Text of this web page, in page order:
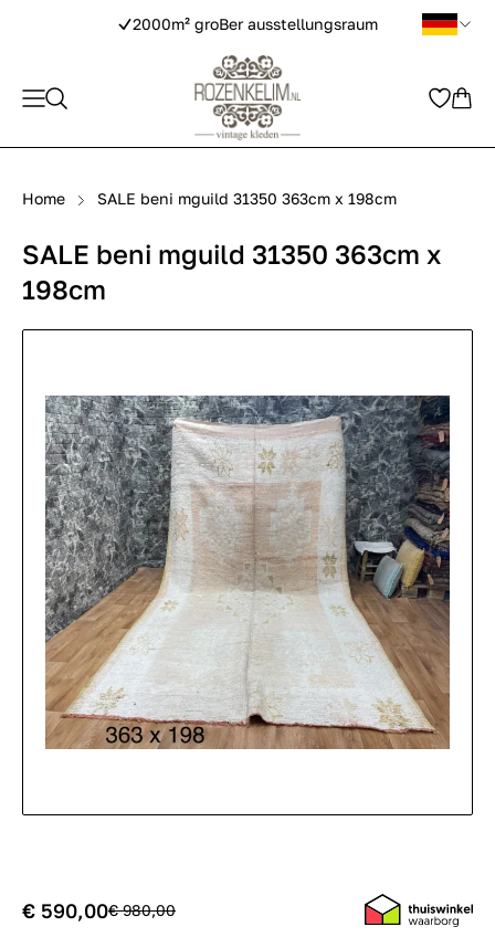
2000m² groBer ausstellungsraum
Home SALE beni mguild 31350 363cm x 198cm
SALE beni mguild 31350 363cm x
198cm
€ 590,00€ 980,00